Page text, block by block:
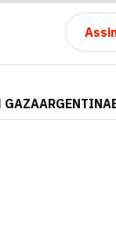
GAZAARGENTINA